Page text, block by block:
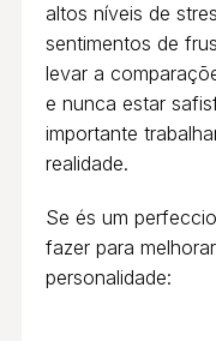
altos níveis de
sentimentos de
levar a
e nunca estar
importante
realidade.
Se és um
fazer para
personalidade: